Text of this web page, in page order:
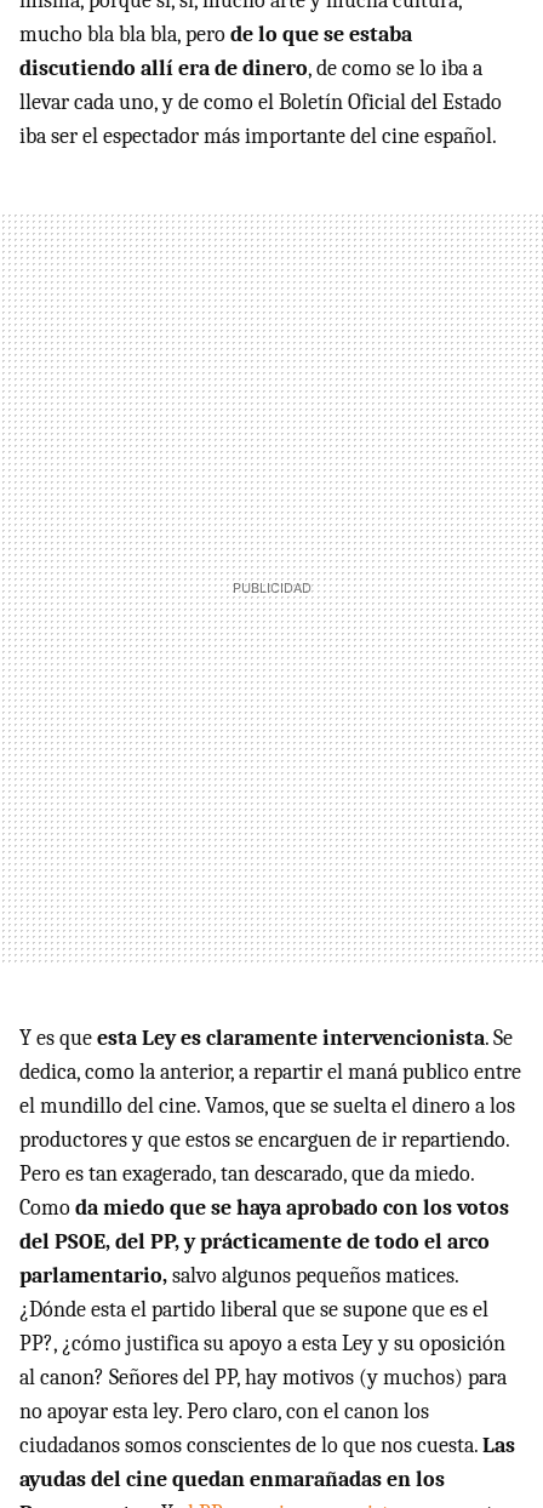
mucho bla bla bla, perode lo que se estaba
discutiendo allí era de dinero, de como se lo iba a
llevar cada uno, y de como el Boletín Oficial del Estado
iba ser el espectador más importante del cine español.
Y es queesta Ley es claramente intervencionista. Se
dedica, como la anterior, a repartir el maná publico entre
el mundillo del cine. Vamos, que se suelta el dinero a los
productores y que estos se encarguen de ir repartiendo.
Pero es tan exagerado, tan descarado, que da miedo.
Comoda miedo que se haya aprobado con los votos
del PSOE, del PP, y prácticamente de todo el arco
parlamentario,salvo algunos pequeños matices.
¿Dónde esta el partido liberal que se supone que es el
PP?, ¿cómo justifica su apoyo a esta Ley y su oposición
al canon? Señores del PP, hay motivos (y muchos) para
no apoyar esta ley. Pero claro, con el canon los
ciudadanos somos conscientes de lo que nos cuesta.Las
ayudas del cine quedan enmarañadas en los